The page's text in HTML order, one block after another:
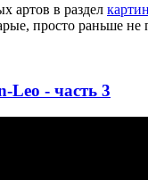
артов в раздел
просто раньше не
Leo - часть 3